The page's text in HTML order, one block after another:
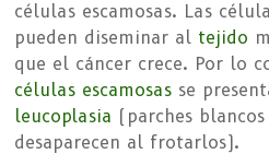
células escamosas. Las
pueden diseminar al tejido
que el cáncer crece. Por lo
células escamosas se
leucoplasia (parches
desaparecen al frotarlos).